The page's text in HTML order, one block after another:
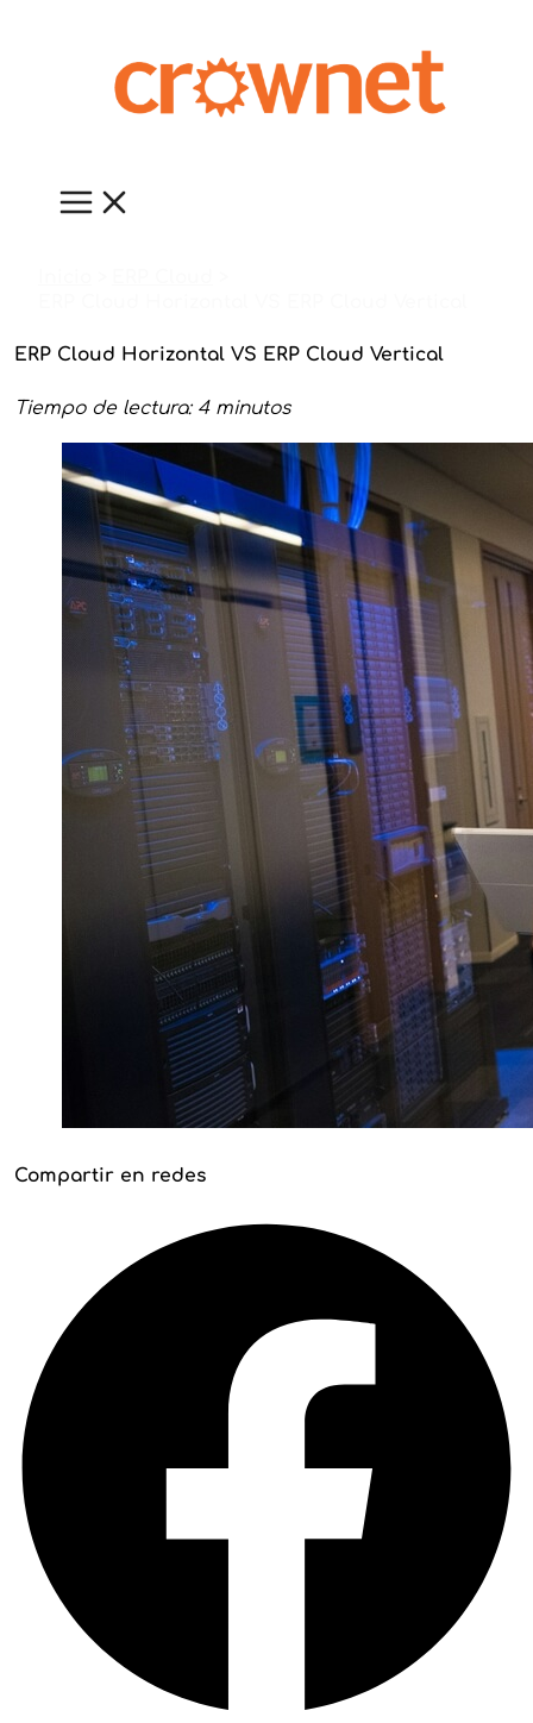
ERP Cloud Horizontal VS ERP Cloud Vertical
Tiempo de lectura: 4 minutos
Compartir en redes